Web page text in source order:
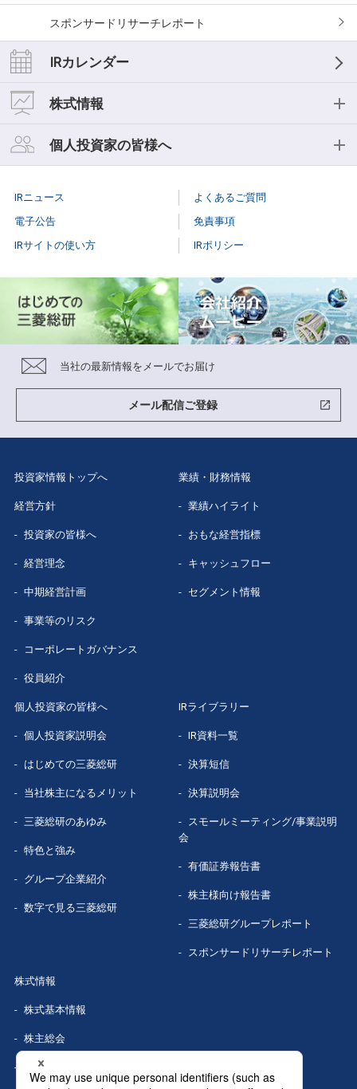
スポンサードリサーチレポート
IRカレンダー
株式情報
株式情報
株主総会
株式事務手続き
配当情報
株価情報（Yahoo!ファイナンス）
個人投資家の皆様へ
個人投資家説明会
当社株主になるメリット
三菱総研のあゆみ
特色と強み
紹介
数字で見る三菱総研
IRニュース
よくあるご質問
電子公告
免責事項
IRサイトの使い方
IRポリシー
メール配信ご登録
当社の最新情報をメールでお届け
投資家情報トップへ
経営方針
投資家の皆様へ
経営理念
中期経営計画
事業等のリスク
コーポレートガバナンス
役員紹介
業績・財務情報
業績ハイライト
おもな経営指標
キャッシュフロー
セグメント情報
個人投資家の皆様へ
個人投資家説明会
はじめての三菱総研
当社株主になる メリット
三菱総研のあゆみ
特色と強み
グループ企業紹介
数字で見る三菱総研
IRライブラリー
IR資料一覧
決算短信
決算説明会
スモールミーティング/事業説明
会
有価証券報告書
株主様向け報告書
三菱総研グループレポート
スポンサードリサーチレポート
株式情報
株式基本情報
株主総会
株式事務手続き